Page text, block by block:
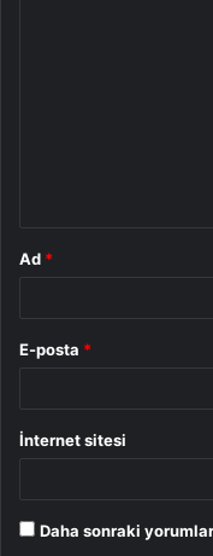
Ad *
E-posta *
İnternet sitesi
Daha sonraki